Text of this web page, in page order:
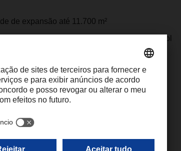
de expansão até 11.700 m²
sistema automatizado de license plate control
solares, aerotermia e iluminação LED
capacidade para 800.000 envios anuais e
de até 50% nos próximos anos.